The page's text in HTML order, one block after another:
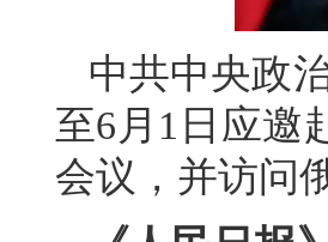
中共中央政
至6月1日应邀
会议，并访问